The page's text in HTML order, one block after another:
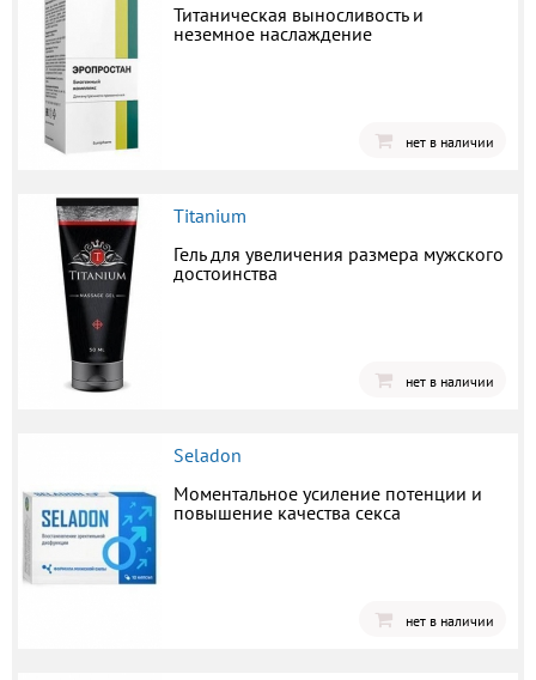
Титаническая выносливость и
неземное наслаждение
нет в наличии
Titanium
Гель для увеличения размера мужского
достоинства
нет в наличии
Seladon
Моментальное усиление потенции и
повышение качества секса
нет в наличии